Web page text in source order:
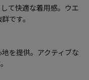
て快適な着用感。ウエ
です。
を提供。アクティブな